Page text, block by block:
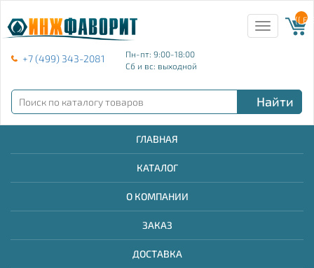
+7 (499) 343-2081
Пн-пт: 9:00-18:00
Сб и вс: выходной
Toggle
navigation
{{
Найти
ГЛАВНАЯ
КАТАЛОГ
О КОМПАНИИ
ЗАКАЗ
ДОСТАВКА